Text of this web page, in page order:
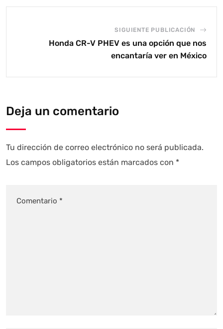
SIGUIENTE PUBLICACIÓN
Honda CR-V PHEV es una opción que nos
encantaría ver en México
Deja un comentario
Tu dirección de correo electrónico no será publicada.
Los campos obligatorios están marcados con *